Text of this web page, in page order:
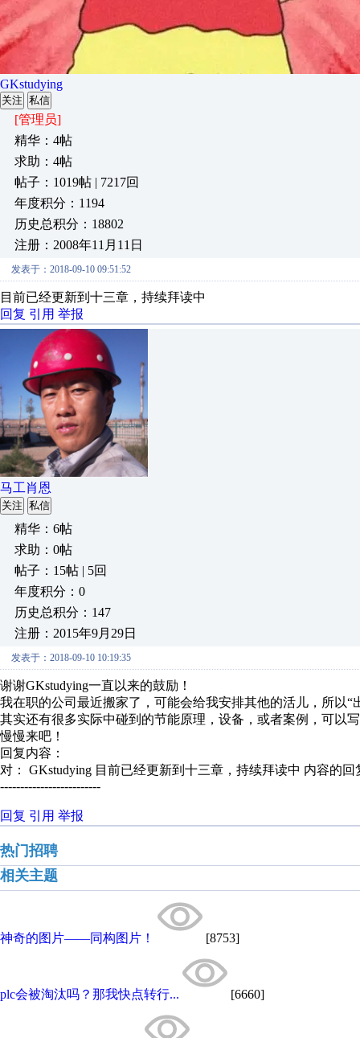
GKstudying
关注 私信
[管理员]
精华：4帖
求助：4帖
帖子：1019帖 | 7217回
年度积分：1194
历史总积分：18802
注册：2008年11月11日
发表于：2018-09-10 09:51:52
目前已经更新到十三章，持续拜读中
回复 引用 举报
马工肖恩
关注 私信
精华：6帖
求助：0帖
帖子：15帖 | 5回
年度积分：0
历史总积分：147
注册：2015年9月29日
发表于：2018-09-10 10:19:35
谢谢GKstudying一直以来的鼓励！
我在职的公司最近搬家了，可能会给我安排其他的活儿，所以“
其实还有很多实际中碰到的节能原理，设备，或者案例，可以
慢慢来吧！
回复内容：
对： GKstudying 目前已经更新到十三章，持续拜读中 内容的回
-------------------------
回复 引用 举报
热门招聘
相关主题
神奇的图片——同构图片！ [8753]
plc会被淘汰吗？那我快点转行... [6660]